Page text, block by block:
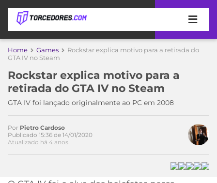
APOSTAS
DE
APOSTA
MELHORES
SITES
DE
APOSTAS
2026
COPA
DO
MUNDO
TIMES
TIME
Home Games
Rockstar explica motivo para a retirada do
GTA IV no Steam
Rockstar explica motivo para a
retirada do GTA IV no Steam
GTA IV foi lançado originalmente ao PC em 2008
Acesse o perfil do autor
no Twitter
Por Pietro Cardoso
Publicado 15:36 de 14/01/2020
Atualizado há 4 anos